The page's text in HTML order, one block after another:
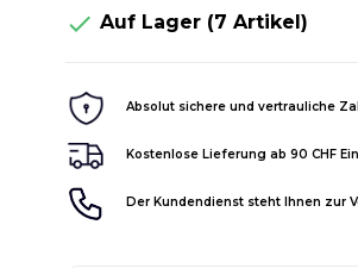
 Auf Lager (7 Artikel)
Absolut sichere und vertrauliche
Kostenlose Lieferung ab 90 CHF
Der Kundendienst steht Ihnen zur